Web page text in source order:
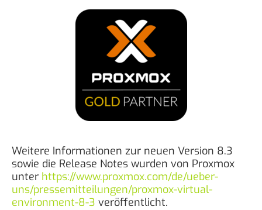
Weitere Informationen zur neuen Version 8.3
sowie die Release Notes wurden von Proxmox
unter https://www.proxmox.com/de/ueber-
uns/pressemitteilungen/proxmox-virtual-
environment-8-3 veröffentlicht.